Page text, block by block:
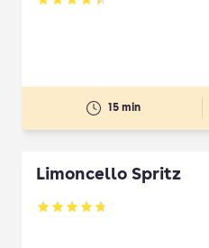
Betyg: 4.45 av 5
15 min
Limoncello Spritz
Betyg: 4.7 av 5